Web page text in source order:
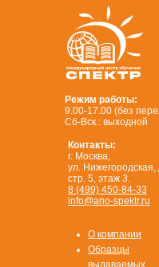
Режим работы:
9.00-17.00 (без
Сб-Вск.: выходной
Контакты:
г. Москва,
ул. Нижегородская,
стр. 5, этаж 3.
8 (499) 450-84-33
info@ano-spektr.ru
О компании
Образцы